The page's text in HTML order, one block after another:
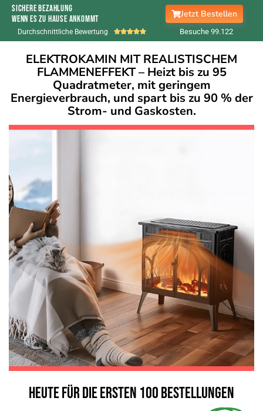
Sichere Bezahlung
wenn es zu Hause ankommt
Jetzt Bestellen
Durchschnittliche Bewertung  Besuche 99.122
ELEKTROKAMIN MIT REALISTISCHEM
FLAMMENEFFEKT – Heizt bis zu 95
Quadratmeter, mit geringem
Energieverbrauch, und spart bis zu 90 % der
Strom- und Gaskosten.
HEUTE FÜR DIE ERSTEN 100 BESTELLUNGEN